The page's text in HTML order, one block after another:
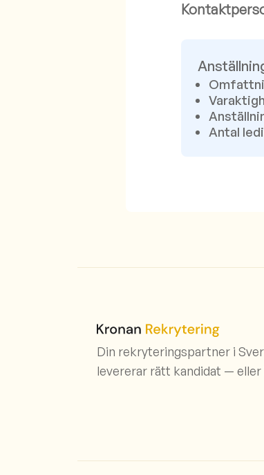
Antal
Din rekryteringspartner i
levererar rätt kandidat — eller